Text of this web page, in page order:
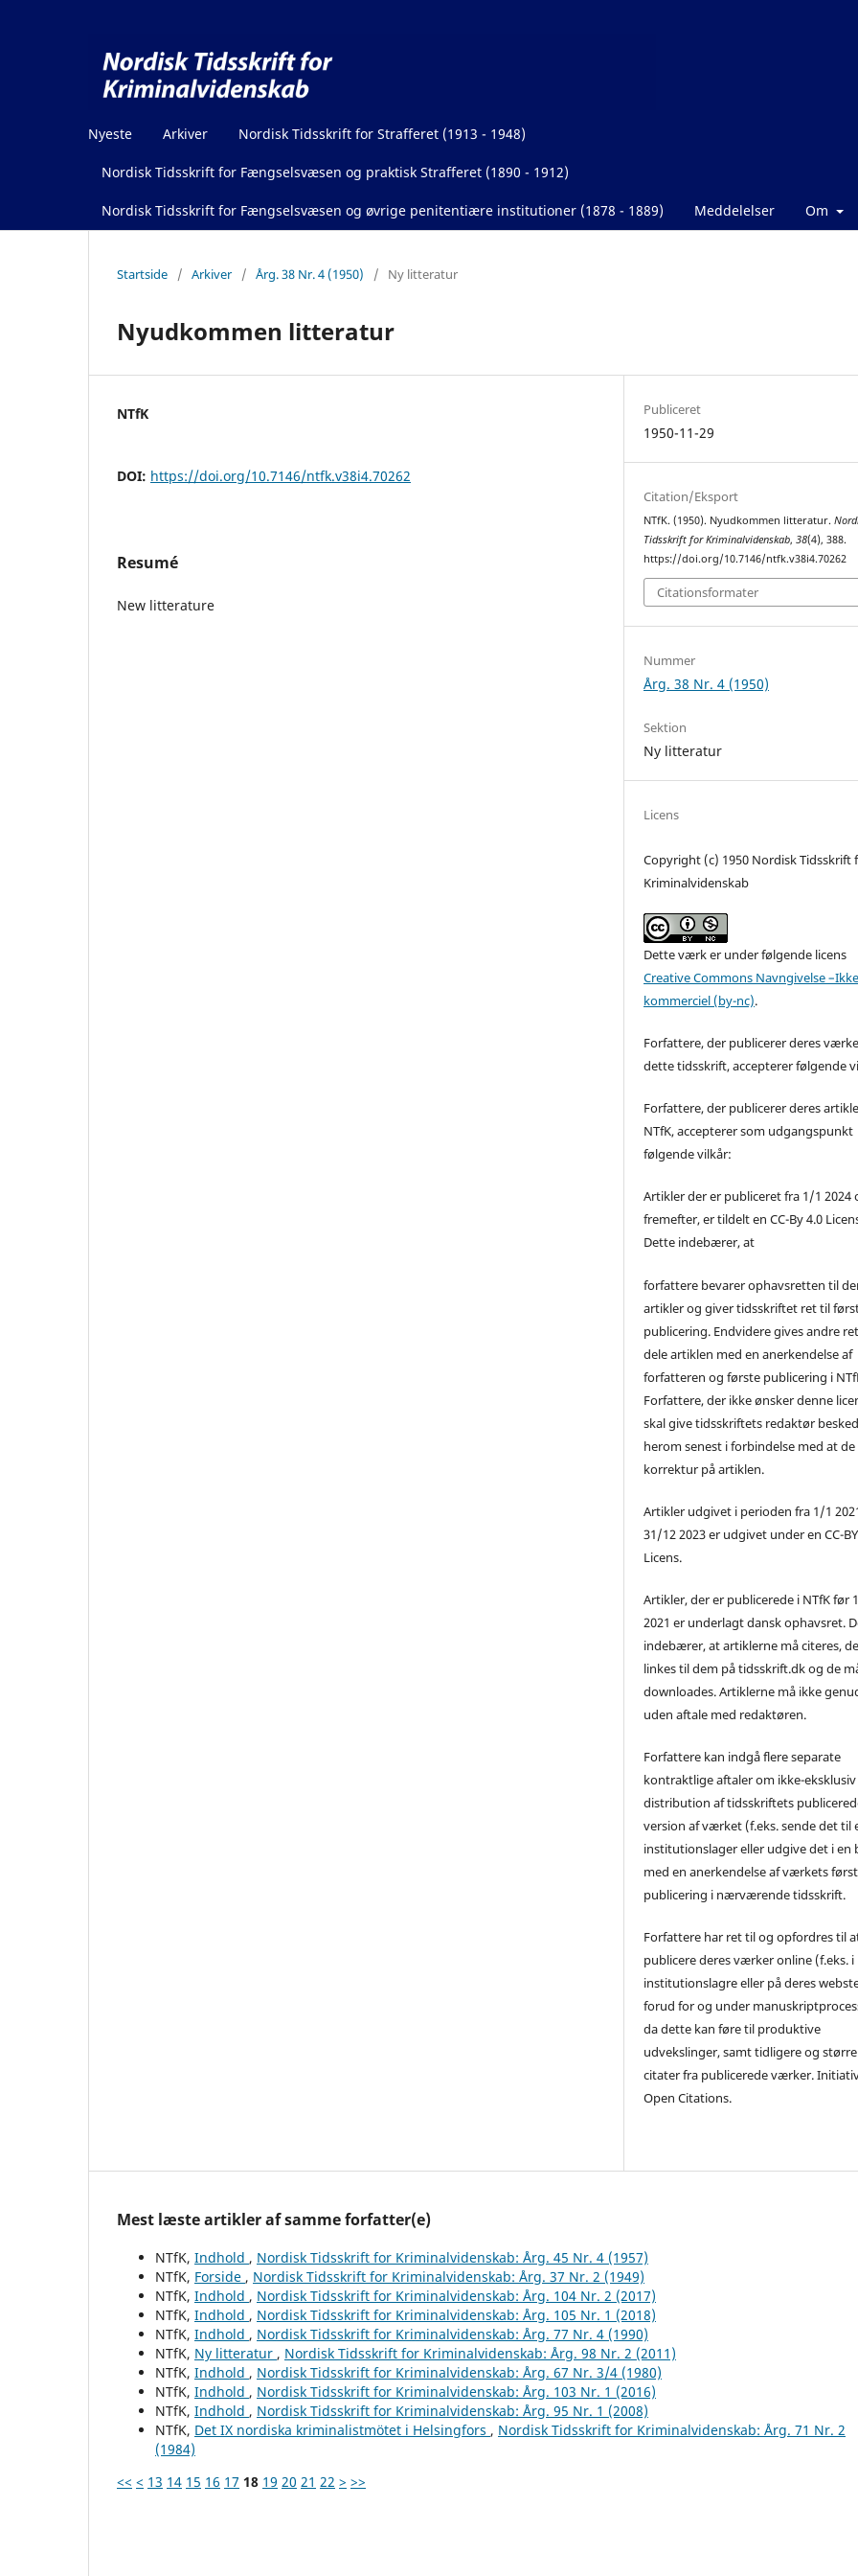
Nyeste Arkiver Nordisk Tidsskrift for Strafferet (1913 - 1948)
Nordisk Tidsskrift for Fængselsvæsen og praktisk Strafferet (1890 - 1912)
Nordisk Tidsskrift for Fængselsvæsen og øvrige penitentiære institutioner (1878 - 1889) Meddelelser Om
Startside / Arkiver / Årg. 38 Nr. 4 (1950) / Ny litteratur
Nyudkommen litteratur
NTfK
DOI: https://doi.org/10.7146/ntfk.v38i4.70262
Resumé
New litterature
Publiceret
1950-11-29
Citation/Eksport
NTfK. (1950). Nyudkommen litteratur.
Tidsskrift for Kriminalvidenskab,38(4), 388.
https://doi.org/10.7146/ntfk.v38i4.70262
Citationsformater
Nummer
Årg. 38 Nr. 4 (1950)
Sektion
Ny litteratur
Licens
Copyright (c) 1950 Nordisk Tidsskrift
Kriminalvidenskab
Dette værk er under følgende licens
Creative Commons Navngivelse
kommerciel (by-nc).
Forfattere, der publicerer deres
dette tidsskrift, accepterer følgende
Forfattere, der publicerer deres
NTfK, accepterer som udgangspunkt
følgende vilkår:
Artikler der er publiceret fra 1/1 2024
fremefter, er tildelt en CC-By 4.0
Dette indebærer, at
forfattere bevarer ophavsretten til
artikler og giver tidsskriftet ret til
publicering. Endvidere gives andre
dele artiklen med en anerkendelse af
forfatteren og første publicering i
Forfattere, der ikke ønsker denne
skal give tidsskriftets redaktør besked
herom senest i forbindelse med at
korrektur på artiklen.
Artikler udgivet i perioden fra 1/1
31/12 2023 er udgivet under en CC-
Licens.
Artikler, der er publicerede i NTfK før
2021 er underlagt dansk ophavsret.
indebærer, at artiklerne må citeres,
linkes til dem på tidsskrift.dk og de
downloades. Artiklerne må ikke
uden aftale med redaktøren.
Forfattere kan indgå flere separate
kontraktlige aftaler om ikke-eksklusiv
distribution af tidsskriftets
version af værket (f.eks. sende det til
institutionslager eller udgive det i en
med en anerkendelse af værkets
publicering i nærværende tidsskrift.
Forfattere har ret til og opfordres til
publicere deres værker online (f.eks. i
institutionslagre eller på deres
forud for og under
da dette kan føre til produktive
udvekslinger, samt tidligere og større
citater fra publicerede værker.
Open Citations.
Mest læste artikler af samme forfatter(e)
NTfK, Indhold , Nordisk Tidsskrift for Kriminalvidenskab: Årg. 45 Nr. 4 (1957)
NTfK, Forside , Nordisk Tidsskrift for Kriminalvidenskab: Årg. 37 Nr. 2 (1949)
NTfK, Indhold , Nordisk Tidsskrift for Kriminalvidenskab: Årg. 104 Nr. 2 (2017)
NTfK, Indhold , Nordisk Tidsskrift for Kriminalvidenskab: Årg. 105 Nr. 1 (2018)
NTfK, Indhold , Nordisk Tidsskrift for Kriminalvidenskab: Årg. 77 Nr. 4 (1990)
NTfK, Ny litteratur , Nordisk Tidsskrift for Kriminalvidenskab: Årg. 98 Nr. 2 (2011)
NTfK, Indhold , Nordisk Tidsskrift for Kriminalvidenskab: Årg. 67 Nr. 3/4 (1980)
NTfK, Indhold , Nordisk Tidsskrift for Kriminalvidenskab: Årg. 103 Nr. 1 (2016)
NTfK, Indhold , Nordisk Tidsskrift for Kriminalvidenskab: Årg. 95 Nr. 1 (2008)
NTfK, Det IX nordiska kriminalistmötet i Helsingfors , Nordisk Tidsskrift for Kriminalvidenskab: Årg. 71 Nr. 2
(1984)
<< < 13 14 15 16 17 18 19 20 21 22 > >>